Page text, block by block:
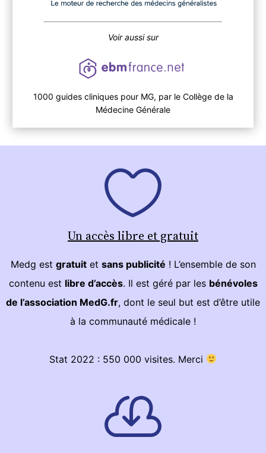
Voir aussi sur
1000 guides cliniques pour MG, par le Collège de la
Médecine Générale
Un accès libre et gratuit
Medg est gratuitet sans publicité ! L’ensemble de son
contenu est libre d’accès. Il est géré par les bénévoles
de l’association MedG.fr, dont le seul but est d’être utile
à la communauté médicale !
Stat 2022 : 550 000 visites. Merci